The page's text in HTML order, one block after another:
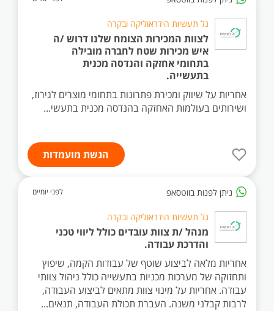
גל תעשיות הידראוליקה ובקרה
לצוות המכירות הצומח שלנו דרוש /ה
איש מכירות שטח לחברה מובילה
בתחומי אחזקה והנדסה מכנית
בתעשייה.
אחריות על שיווק ומכירת פתרונות בתחומי מוצרים לגירוז,
ושירותים בעולמות האחזקה בהנדסה מכנית בתעשי...
הגשת מועמדות
ניתן לפנות בווטסאפ לפני יומיים
גל תעשיות הידראוליקה ובקרה
מנהל /ת צוות עובדים כולל ליווי טכני
והדרכת עבודה.
אחריות מלאה לביצוע שוטף של עבודות הקמה, שיפוץ
ותחזוקה של מערכות מכניות בתעשייה כולל ניהול צוותי
עבודה. אחריות על מינוי צוות מתאים לביצוע העבודה,
לרבות קבלני משנה. העברת תכולת העבודה, תנאים...